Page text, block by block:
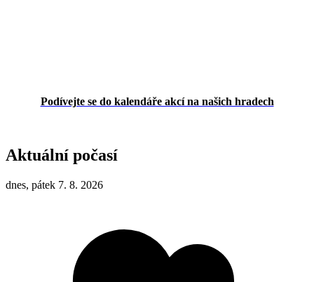
Podívejte se do kalendáře akcí na našich hradech
Aktuální počasí
dnes, pátek 7. 8. 2026